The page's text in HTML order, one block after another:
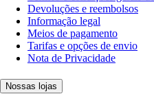
Devoluções e reembolsos
Informação legal
Meios de pagamento
Tarifas e opções de envio
Nota de Privacidade
Nossas lojas